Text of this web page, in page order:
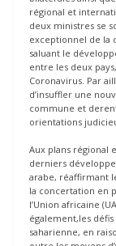
régional et
deux ministres se
exceptionnel de la
saluant le
entre les deux
Coronavirus. Par
d’insuffler une
commune et
orientations
Aux plans régional
derniers
arabe, réaffirmant
la concertation en
l’Union africaine
également,les
saharienne, en